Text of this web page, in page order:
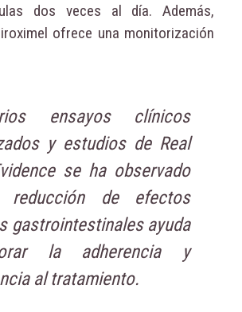
dos veces al día. Además,
ofrece una monitorización
ensayos clínicos
y estudios de Real
se ha observado
de efectos
gastrointestinales ayuda
la adherencia y
al tratamiento.